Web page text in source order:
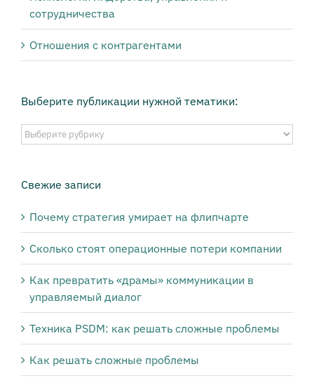
сотрудничества
Отношения с контрагентами
Выберите публикации нужной тематики:
Выберите
публикации
тематики:
Свежие записи
Почему стратегия умирает на флипчарте
Сколько стоят операционные потери компании
Как превратить «драмы» коммуникации в
управляемый диалог
Техника PSDM: как решать сложные проблемы
Как решать сложные проблемы